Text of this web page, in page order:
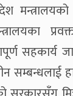
सहकार्य
सम्बन्धलाई